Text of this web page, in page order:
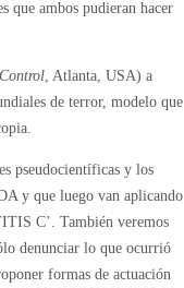
que ambos pudieran hacer
, Atlanta, USA) a
de terror, modelo que
pseudocientíficas y los
y que luego van aplicando
C’. También veremos
denunciar lo que ocurrió
formas de actuación